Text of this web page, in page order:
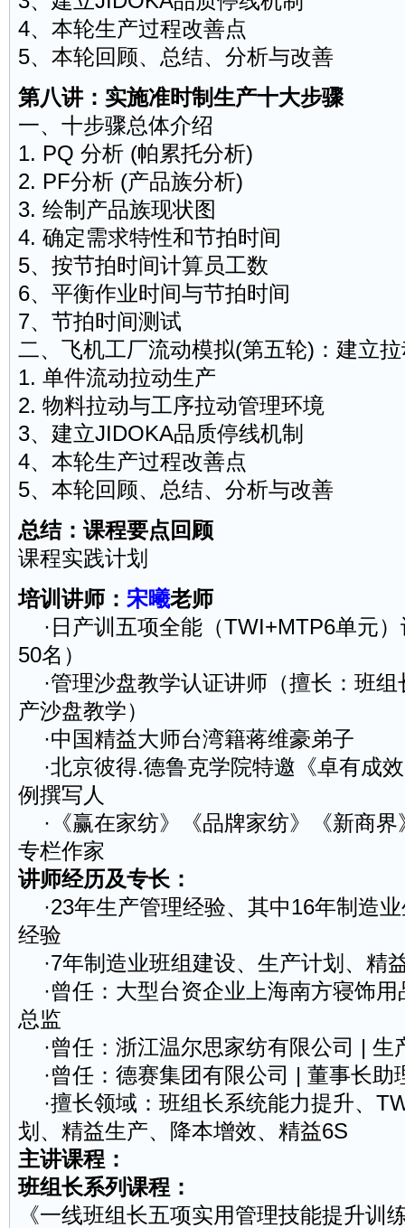
4、本轮生产过程改善点
5、本轮回顾、总结、分析与改善
第八讲：实施准时制生产十大步骤
一、十步骤总体介绍
1. PQ 分析 (帕累托分析)
2. PF分析 (产品族分析)
3. 绘制产品族现状图
4. 确定需求特性和节拍时间
5、按节拍时间计算员工数
6、平衡作业时间与节拍时间
7、节拍时间测试
二、飞机工厂流动模拟(第五轮)：建立
1. 单件流动拉动生产
2. 物料拉动与工序拉动管理环境
3、建立JIDOKA品质停线机制
4、本轮生产过程改善点
5、本轮回顾、总结、分析与改善
总结：课程要点回顾
课程实践计划
培训讲师： 宋曦老师
·日产训五项全能（TWI+MTP6单元
50名）
·管理沙盘教学认证讲师（擅长：班组
产沙盘教学）
·中国精益大师台湾籍蒋维豪弟子
·北京彼得.德鲁克学院特邀《卓有成
例撰写人
·《赢在家纺》《品牌家纺》《新商界
专栏作家
讲师经历及专长：
·23年生产管理经验、其中16年制造业
经验
·7年制造业班组建设、生产计划、精
·曾任：大型台资企业上海南方寝饰用
总监
·曾任：浙江温尔思家纺有限公司 | 生
·曾任：德赛集团有限公司 | 董事长助
·擅长领域：班组长系统能力提升、
划、精益生产、降本增效、精益6S
主讲课程：
班组长系列课程：
《一线班组长五项实用管理技能提升训